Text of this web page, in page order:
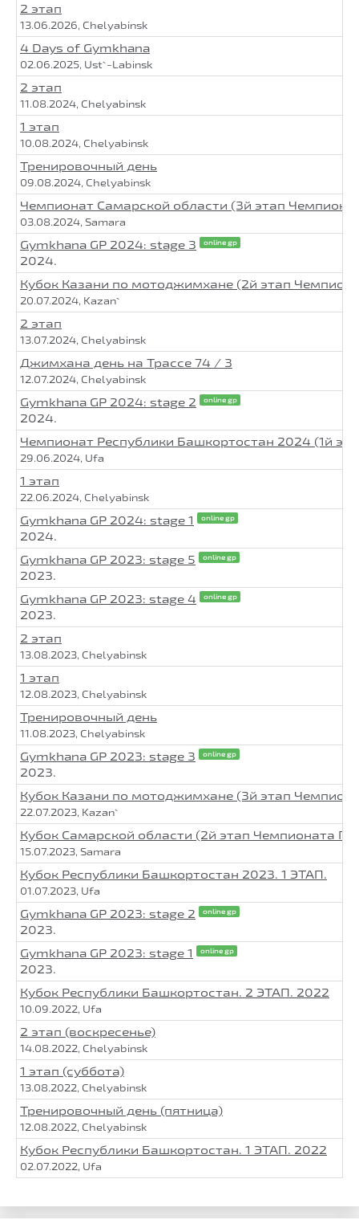
2 этап
13.06.2026, Chelyabinsk
4 Days of Gymkhana
02.06.2025, Ust`-Labinsk
2 этап
11.08.2024, Chelyabinsk
1 этап
10.08.2024, Chelyabinsk
Тренировочный день
09.08.2024, Chelyabinsk
Чемпионат Самарской области (3й этап
03.08.2024, Samara
Gymkhana GP 2024: stage 3 online gp
2024.
Кубок Казани по мотоджимхане (2й этап
20.07.2024, Kazan`
2 этап
13.07.2024, Chelyabinsk
Джимхана день на Трассе 74 / 3
12.07.2024, Chelyabinsk
Gymkhana GP 2024: stage 2 online gp
2024.
Чемпионат Республики Башкортостан 2024 (1й
29.06.2024, Ufa
1 этап
22.06.2024, Chelyabinsk
Gymkhana GP 2024: stage 1 online gp
2024.
Gymkhana GP 2023: stage 5
online gp
2023.
Gymkhana GP 2023: stage 4
online gp
2023.
2 этап
13.08.2023, Chelyabinsk
1 этап
12.08.2023, Chelyabinsk
Тренировочный день
11.08.2023, Chelyabinsk
Gymkhana GP 2023: stage 3 online gp
2023.
Кубок Казани по мотоджимхане (3й этап
22.07.2023, Kazan`
Кубок Самарской области (2й этап Чемпионата
15.07.2023, Samara
Кубок Республики Башкортостан 2023. 1 ЭТАП.
01.07.2023, Ufa
Gymkhana GP 2023: stage 2 online gp
2023.
Gymkhana GP 2023: stage 1
online gp
2023.
Кубок Республики Башкортостан. 2 ЭТАП. 2022
10.09.2022, Ufa
2 этап (воскресенье)
14.08.2022, Chelyabinsk
1 этап (суббота)
13.08.2022, Chelyabinsk
Тренировочный день (пятница)
12.08.2022, Chelyabinsk
Кубок Республики Башкортостан. 1 ЭТАП. 2022
02.07.2022, Ufa